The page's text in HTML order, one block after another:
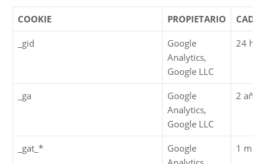
COOKIE PROPIETARIO
_gid
Google
Analytics,
Google LLC
24
_ga
Google
Analytics,
Google LLC
2 años
_gat_*
Google
1